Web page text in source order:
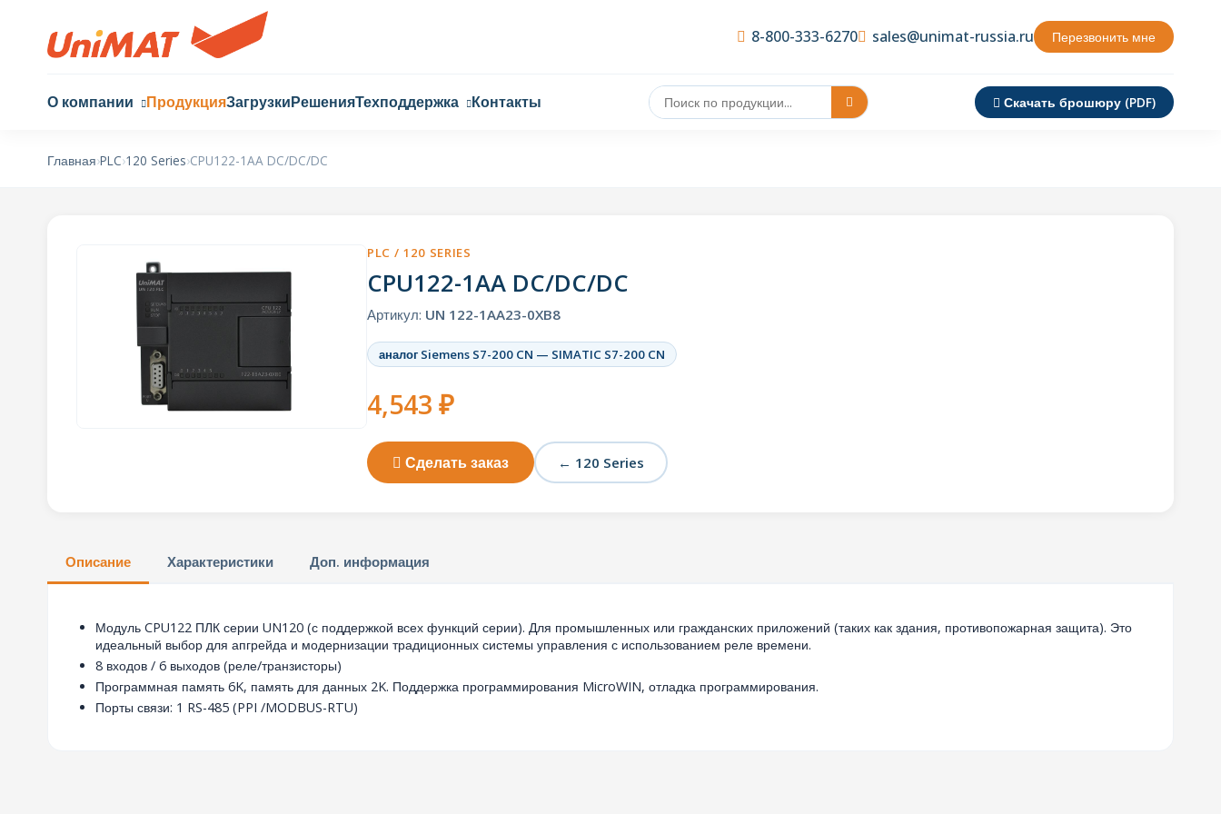
8-800-333-6270 sales@unimat-russia.ru Перезвонить мне
О компании ПродукцияЗагрузкиРешенияТехподдержка Контакты Скачать брошюру (PDF)
Главная›PLC›120 Series›CPU122-1AA DC/DC/DC
PLC / 120 SERIES
CPU122-1AA DC/DC/DC
Артикул: UN 122-1AA23-0XB8
аналог Siemens S7-200 CN — SIMATIC S7-200 CN
4,543 ₽
Сделать заказ ← 120 Series
Описание Характеристики Доп. информация
Модуль CPU122 ПЛК серии UN120 (с поддержкой всех функций серии). Для промышленных или гражданских приложений (таких как здания, противопожарная защита). Это
идеальный выбор для апгрейда и модернизации традиционных системы управления с использованием реле времени.
8 входов / 6 выходов (реле/транзисторы)
Программная память 6K, память для данных 2K. Поддержка программирования MicroWIN, отладка программирования.
Порты связи: 1 RS-485 (PPI /MODBUS-RTU)